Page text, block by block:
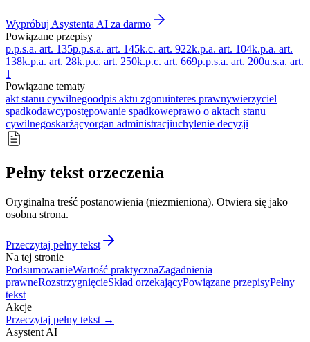
Wypróbuj Asystenta AI za darmo
Powiązane przepisy
p.p.s.a. art. 135p.p.s.a. art. 145k.c. art. 922k.p.a. art. 104k.p.a. art.
138k.p.a. art. 28k.p.c. art. 250k.p.c. art. 669p.p.s.a. art. 200u.s.a. art.
1
Powiązane tematy
akt stanu cywilnegoodpis aktu zgonuinteres prawnywierzyciel
spadkodawcypostępowanie spadkoweprawo o aktach stanu
cywilnegoskarżącyorgan administracjiuchylenie decyzji
Pełny tekst orzeczenia
Oryginalna treść postanowienia (niezmieniona). Otwiera się jako
osobna strona.
Przeczytaj pełny tekst
Na tej stronie
PodsumowanieWartość praktycznaZagadnienia
prawneRozstrzygnięcieSkład orzekającyPowiązane przepisyPełny
tekst
Akcje
Przeczytaj pełny tekst →
Asystent AI